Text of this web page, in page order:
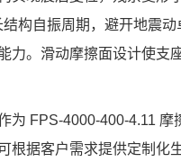
构自振周期，避开地震
力。滑动摩擦面设计使支
为 FPS-4000-400-4.11
根据客户需求提供定制化